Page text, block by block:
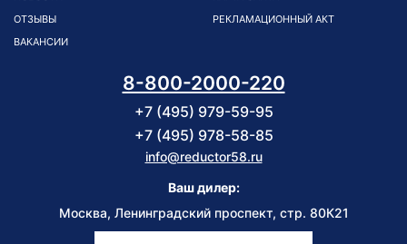
ОТЗЫВЫ
ВАКАНСИИ
РЕКЛАМАЦИОННЫЙ АКТ
8-800-2000-220
+7 (495) 979-59-95
+7 (495) 978-58-85
info@reductor58.ru
Ваш дилер:
Москва, Ленинградский проспект, стр. 80К21